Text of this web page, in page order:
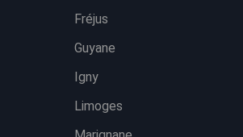
Fréjus
Guyane
Igny
Limoges